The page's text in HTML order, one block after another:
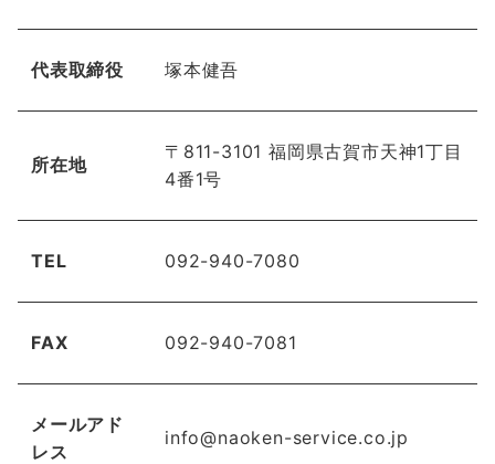
代表取締役 塚本健吾
所在地
〒811-3101 福岡県古賀市天神1丁目
4番1号
TEL 092-940-7080
FAX 092-940-7081
メールアド
レス
info@naoken-service.co.jp